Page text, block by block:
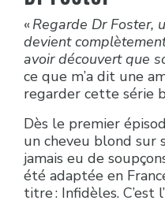
« Regarde Dr Foster,
devient
avoir découvert que
ce que m’a dit une
regarder cette série
Dès le premier
un cheveu blond sur
jamais eu de
été adaptée en
titre : Infidèles. C’est